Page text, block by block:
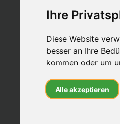
Ihre
Diese Website
besser an Ihre
kommen oder um
Alle akzeptieren
mit
E-
Auto
Geld
verdienen.
Einfach.
Nachhaltig.